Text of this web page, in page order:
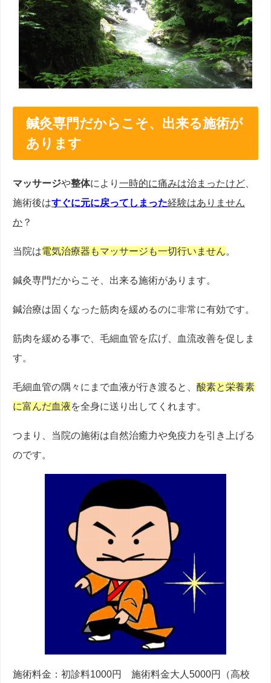
鍼灸専門だからこそ、出来る施術が
あります
マッサージや整体により 一時的に痛みは治まったけど
施術後はすぐに元に戻ってしまった経験はありません
か ？
当院は電気治療器もマッサージも一切行いません。
鍼灸専門だからこそ、出来る施術があります。
鍼治療は固くなった筋肉を緩めるのに非常に有効です。
筋肉を緩める事で、毛細血管を広げ、血流改善を促しま
す。
毛細血管の隅々にまで血液が行き渡ると、 酸素と栄養素
に富んだ血液を全身に送り出してくれます。
つまり、当院の施術は自然治癒力や免疫力を引き上げる
のです。
施術料金：初診料1000円 施術料金大人5000円（高校